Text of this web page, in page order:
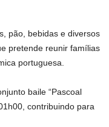
pão, bebidas e diversos
pretende reunir famílias
portuguesa.
baile “Pascoal
contribuindo para